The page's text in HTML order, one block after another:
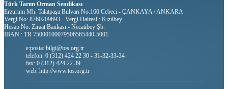
Türk Tarım Orman Sendikası
Erzurum Mh. Talatpaşa Bulvarı No:160 Cebeci - ÇANKAYA / ANKARA
Vergi No: 8760209693 - Vergi Dairesi : Kızılbey
Hesap No: Ziraat Bankası - Necatibey Şb.
İBAN : TR 75000100079506565440-5001
e:posta: bilgi@tos.org.tr
telefon: 0 (312) 424 22 30 - 31-32-33-34
fax: 0 (312) 424 22 39
web: http://www.tos.org.tr